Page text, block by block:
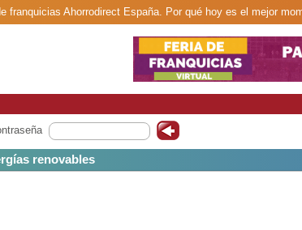
franquicias Ahorrodirect España. Por qué hoy es el mejor
renovables